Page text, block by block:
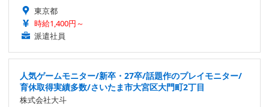
東京都
時給1,400円～
派遣社員
人気ゲームモニター/新卒・27卒/話題作のプレイモニター/
育休取得実績多数/さいたま市大宮区大門町2丁目
株式会社大斗